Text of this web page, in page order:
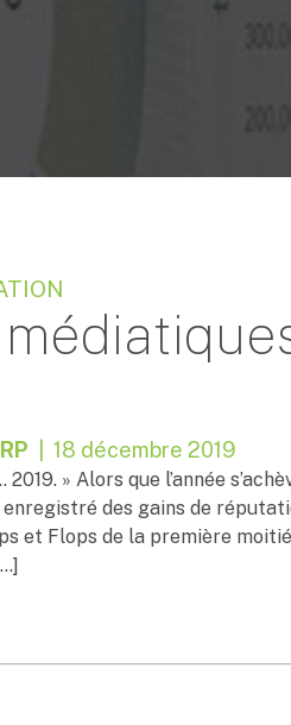
| 18 décembre 2019
» Alors que l’année
des gains de
et Flops de la première moitié